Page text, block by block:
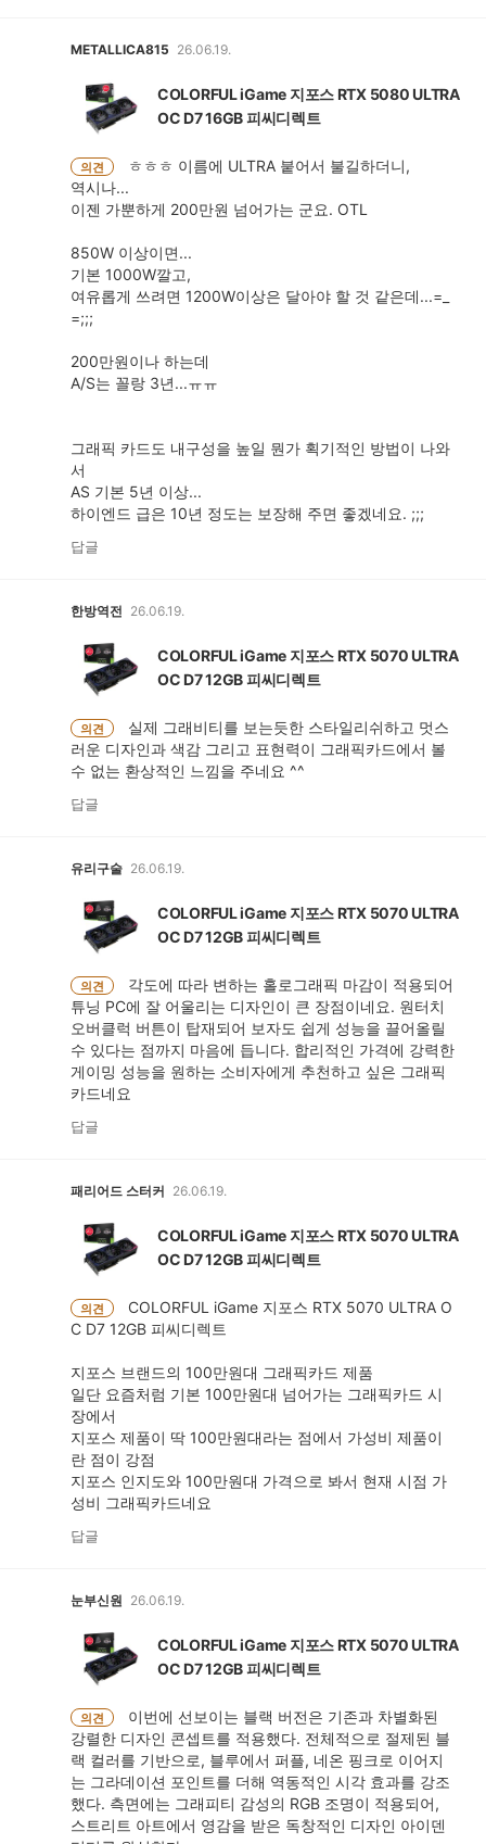
METALLICA815 26.06.19.
COLORFUL iGame 지포스 RTX 5080 ULTRA
OC D7 16GB 피씨디렉트
의견
ㅎㅎㅎ 이름에 ULTRA 붙어서 불길하더니,
역시나...
이젠 가뿐하게 200만원 넘어가는 군요. OTL
850W 이상이면...
기본 1000W깔고,
여유롭게 쓰려면 1200W이상은 달아야 할 것 같은데...=_
=;;;
200만원이나 하는데
A/S는 꼴랑 3년...ㅠㅠ
그래픽 카드도 내구성을 높일 뭔가 획기적인 방법이 나와
서
AS 기본 5년 이상...
하이엔드 급은 10년 정도는 보장해 주면 좋겠네요. ;;;
답글
한방역전 26.06.19.
COLORFUL iGame 지포스 RTX 5070 ULTRA
OC D7 12GB 피씨디렉트
의견
실제 그래비티를 보는듯한 스타일리쉬하고 멋스
러운 디자인과 색감 그리고 표현력이 그래픽카드에서 볼
수 없는 환상적인 느낌을 주네요 ^^
답글
유리구술 26.06.19.
COLORFUL iGame 지포스 RTX 5070 ULTRA
OC D7 12GB 피씨디렉트
의견
각도에 따라 변하는 홀로그래픽 마감이 적용되어
튜닝 PC에 잘 어울리는 디자인이 큰 장점이네요. 원터치
오버클럭 버튼이 탑재되어 보자도 쉽게 성능을 끌어올릴
수 있다는 점까지 마음에 듭니다. 합리적인 가격에 강력한
게이밍 성능을 원하는 소비자에게 추천하고 싶은 그래픽
카드네요
답글
패리어드 스터커 26.06.19.
COLORFUL iGame 지포스 RTX 5070 ULTRA
OC D7 12GB 피씨디렉트
의견
COLORFUL iGame 지포스 RTX 5070 ULTRA O
C D7 12GB 피씨디렉트
지포스 브랜드의 100만원대 그래픽카드 제품
일단 요즘처럼 기본 100만원대 넘어가는 그래픽카드 시
장에서
지포스 제품이 딱 100만원대라는 점에서 가성비 제품이
란 점이 강점
지포스 인지도와 100만원대 가격으로 봐서 현재 시점 가
성비 그래픽카드네요
답글
눈부신원 26.06.19.
COLORFUL iGame 지포스 RTX 5070 ULTRA
OC D7 12GB 피씨디렉트
의견
이번에 선보이는 블랙 버전은 기존과 차별화된
강렬한 디자인 콘셉트를 적용했다. 전체적으로 절제된 블
랙 컬러를 기반으로, 블루에서 퍼플, 네온 핑크로 이어지
는 그라데이션 포인트를 더해 역동적인 시각 효과를 강조
했다. 측면에는 그래피티 감성의 RGB 조명이 적용되어,
스트리트 아트에서 영감을 받은 독창적인 디자인 아이덴